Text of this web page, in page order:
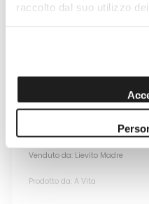
raccolto dal suo utilizzo
Venduto da: Lievito Madre
Prodotto da: A Vita